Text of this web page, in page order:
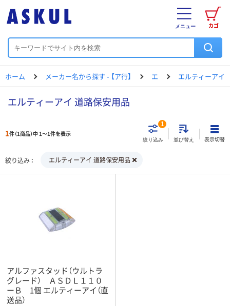
カゴ
メニュー
ホーム メーカー名から探す - 【ア行】 エ エルティーアイ
エルティーアイ 道路保安用品
1件（1商品）中 1～1件を表示
絞り込み
1
並び替え 表示切替
絞り込み エルティーアイ 道路保安用品
アルファスタッド（ウルトラ
グレード） ＡＳＤＬ１１０
ーＢ 1個 エルティーアイ（直
送品）